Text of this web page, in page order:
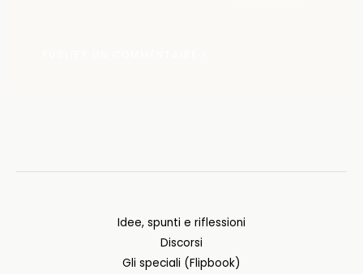
Idee, spunti e riflessioni
Discorsi
Gli speciali (Flipbook)